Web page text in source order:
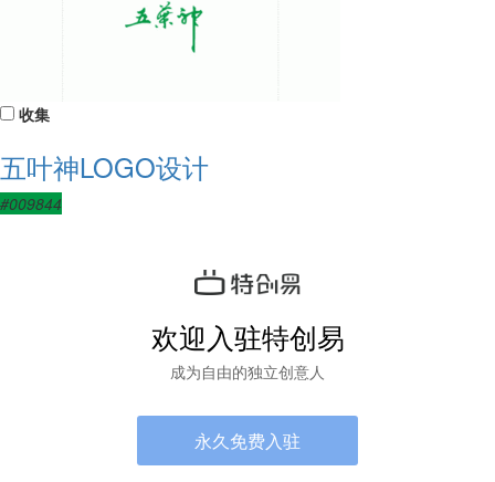
收集
五叶神LOGO设计
#009844
欢迎入驻特创易
成为自由的独立创意人
永久免费入驻